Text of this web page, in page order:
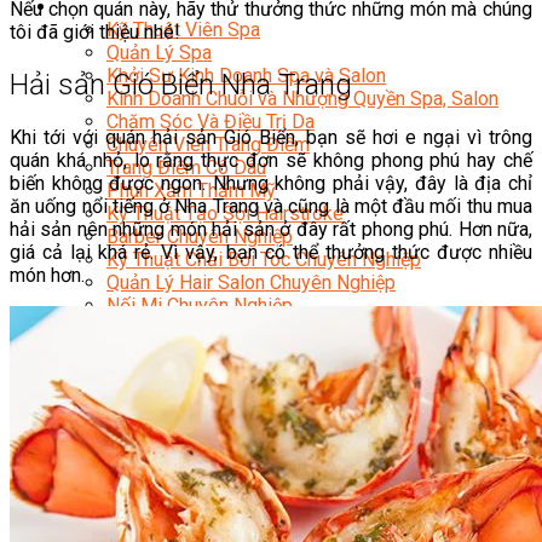
Sắc Đẹp
Kỹ Thuật Viên Spa
Quản Lý Spa
Khởi Sự Kinh Doanh Spa và Salon
Kinh Doanh Chuỗi và Nhượng Quyền Spa, Salon
Chăm Sóc Và Điều Trị Da
Chuyên Viên Trang Điểm
Trang Điểm Cô Dâu
Phun Xăm Thẩm Mỹ
Kỹ Thuật Tạo Sợi Hairstroke
Barber Chuyên Nghiệp
Kỹ Thuật Chải Bới Tóc Chuyên Nghiệp
Quản Lý Hair Salon Chuyên Nghiệp
Nối Mi Chuyên Nghiệp
Quản Lý Nail Salon Chuyên Nghiệp
Kỹ Thuật Nhuộm – Uốn – Duỗi
Nail Salon Định Cư
Kinh Doanh Nail Box
Train The Trainer – Chuyên Ngành Nail
Chăm Sóc Mẹ Và Bé
Gội Đầu Dưỡng Sinh Và Massage Thư Giãn
Marketing Online Ngành Chăm Sóc Sắc Đẹp
Chuyên Đề Chăm Sóc Sắc Đẹp
Âm Nhạc
Nếu chọn quán này, hãy thử thưởng thức những món mà chúng
tôi đã giới thiệu nhé!
Hải sản Gió Biển Nha Trang
Khi tới với quán hải sản Gió Biển, bạn sẽ hơi e ngại vì trông
quán khá nhỏ, lo rằng thực đơn sẽ không phong phú hay chế
biến không được ngon. Nhưng không phải vậy, đây là địa chỉ
ăn uống nổi tiếng ở Nha Trang và cũng là một đầu mối thu mua
hải sản nên những món hải sản ở đây rất phong phú. Hơn nữa,
giá cả lại khá rẻ. Vì vậy, bạn có thể thưởng thức được nhiều
món hơn.